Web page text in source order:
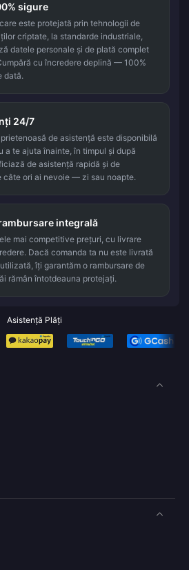
sigure
este protejată prin tehnologii de
criptate, la standarde industriale,
datele personale și de plată complet
cu încredere deplină — 100%
dată.
24/7
de asistență este disponibilă
a te ajuta înainte, în timpul și după
de asistență rapidă și de
câte ori ai nevoie — zi sau noapte.
integrală
mai competitive prețuri, cu livrare
Dacă comanda ta nu este livrată
îți garantăm o rambursare de
rămân întotdeauna protejați.
Asistență Plăți